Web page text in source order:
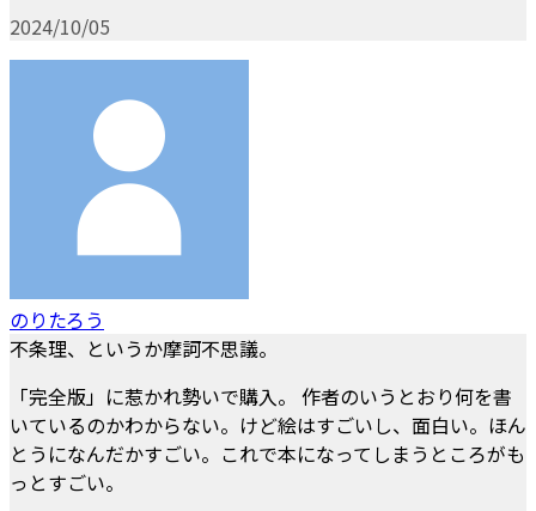
2024/10/05
のりたろう
不条理、というか摩訶不思議。
「完全版」に惹かれ勢いで購入。 作者のいうとおり何を書
いているのかわからない。けど絵はすごいし、面白い。ほん
とうになんだかすごい。これで本になってしまうところがも
っとすごい。